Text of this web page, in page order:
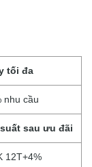
tối đa
nhu cầu
sau ưu đãi
12T+4%